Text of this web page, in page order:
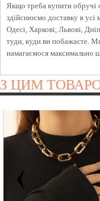
Якщо треба купити обручі
здійснюємо доставку в усі
Одесі, Харкові, Львові,
туди, куди ви побажаєте.
намагаємося максимально
З ЦИМ